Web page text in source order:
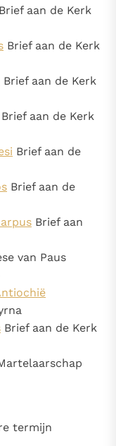
uitgave
autonomie
toe
een gave als
belangrijke
beschikbaar
Brief aan de Kerk
Brief aan de Kerk
Brief aan de Kerk
Brief aan de Kerk
Brief aan de
Brief aan de
Brief aan
van Paus
Brief aan de Kerk
termijn